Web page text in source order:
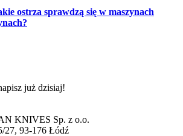
ostrza sprawdzą się w maszynach
już dzisiaj!
KNIVES Sp. z o.o.
27, 93-176 Łódź